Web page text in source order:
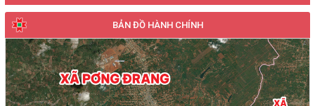
BẢN ĐỒ HÀNH CHÍNH